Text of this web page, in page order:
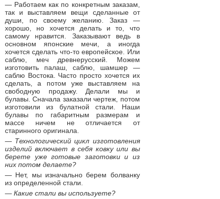
— Работаем как по конкретным заказам,
так и выставляем вещи сделанные от
души, по своему желанию. Заказ —
хорошо, но хочется делать и то, что
самому нравится. Заказывают ведь в
основном японские мечи, а иногда
хочется сделать что-то европейское. Или
саблю, меч древнерусский. Можем
изготовить палаш, саблю, шамшер —
саблю Востока. Часто просто хочется их
сделать, а потом уже выставляем на
свободную продажу. Делали мы и
булавы. Сначала заказали чертеж, потом
изготовили из булатной стали. Наши
булавы по габаритным размерам и
массе ничем не отличается от
старинного оригинала.
— Технологический цикл изготовления
изделий включает в себя ковку или вы
берете уже готовые заготовки и из
них потом делаете?
— Нет, мы изначально берем болванку
из определенной стали.
— Какие стали вы используете?